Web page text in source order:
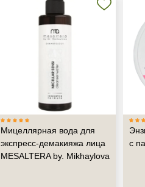
Мицеллярная вода для
экспресс-демакияжа лица
MESALTERA by. Mikhaylova
с